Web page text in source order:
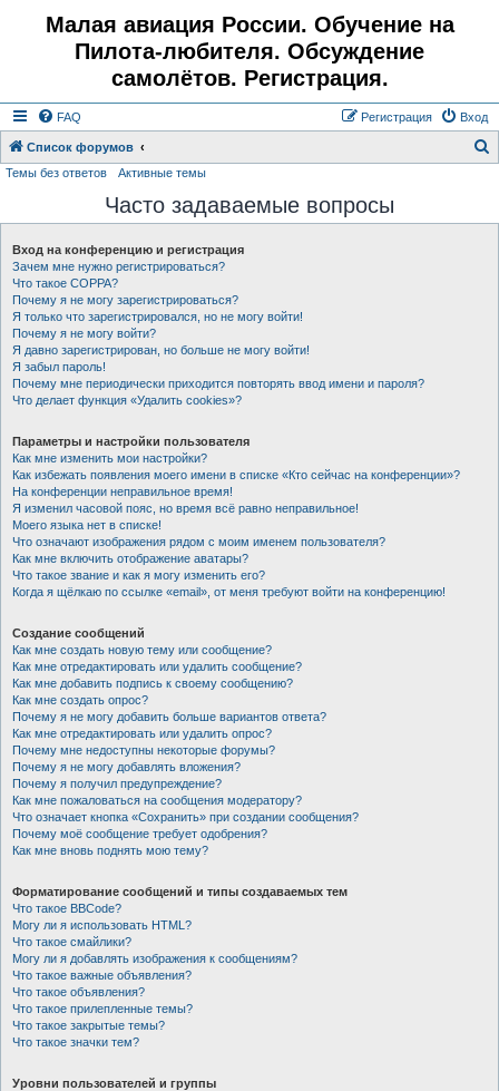
Малая авиация России. Обучение на
Пилота-любителя. Обсуждение
самолётов. Регистрация.
FAQ Вход
Регистрация
Список форумов
с
Темы без ответов Активные темы
Часто задаваемые вопросы
Вход на конференцию и регистрация
Зачем мне нужно регистрироваться?
Что такое COPPA?
Почему я не могу зарегистрироваться?
Я только что зарегистрировался, но не могу войти!
Почему я не могу войти?
Я давно зарегистрирован, но больше не могу войти!
Я забыл пароль!
Почему мне периодически приходится повторять ввод имени и пароля?
Что делает функция «Удалить cookies»?
Параметры и настройки пользователя
Как мне изменить мои настройки?
Как избежать появления моего имени в списке «Кто сейчас на конференции»?
На конференции неправильное время!
Я изменил часовой пояс, но время всё равно неправильное!
Моего языка нет в списке!
Что означают изображения рядом с моим именем пользователя?
Как мне включить отображение аватары?
Что такое звание и как я могу изменить его?
Когда я щёлкаю по ссылке «email», от меня требуют войти на конференцию!
Создание сообщений
Как мне создать новую тему или сообщение?
Как мне отредактировать или удалить сообщение?
Как мне добавить подпись к своему сообщению?
Как мне создать опрос?
Почему я не могу добавить больше вариантов ответа?
Как мне отредактировать или удалить опрос?
Почему мне недоступны некоторые форумы?
Почему я не могу добавлять вложения?
Почему я получил предупреждение?
Как мне пожаловаться на сообщения модератору?
Что означает кнопка «Сохранить» при создании сообщения?
Почему моё сообщение требует одобрения?
Как мне вновь поднять мою тему?
Форматирование сообщений и типы создаваемых тем
Что такое BBCode?
Могу ли я использовать HTML?
Что такое смайлики?
Могу ли я добавлять изображения к сообщениям?
Что такое важные объявления?
Что такое объявления?
Что такое прилепленные темы?
Что такое закрытые темы?
Что такое значки тем?
Уровни пользователей и группы